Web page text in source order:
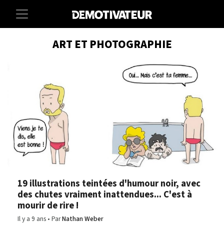
ART ET PHOTOGRAPHIE
19 illustrations teintées d'humour noir, avec
des chutes vraiment inattendues... C'est à
mourir de rire !
Il y a 9 ans ParNathan Weber